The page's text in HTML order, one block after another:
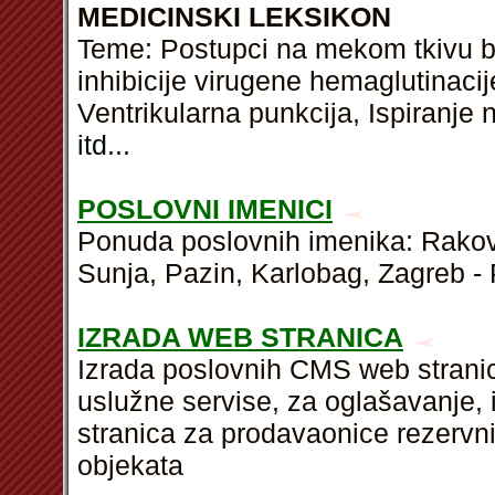
MEDICINSKI LEKSIKON
Teme: Postupci na mekom tkivu
inhibicije virugene
Ventrikularna punkcija, Ispiranje
itd...
POSLOVNI IMENICI
Ponuda poslovnih imenika:
Sunja, Pazin, Karlobag, Zagreb -
IZRADA WEB STRANICA
Izrada poslovnih CMS web
uslužne servise, za
stranica za prodavaonice
objekata